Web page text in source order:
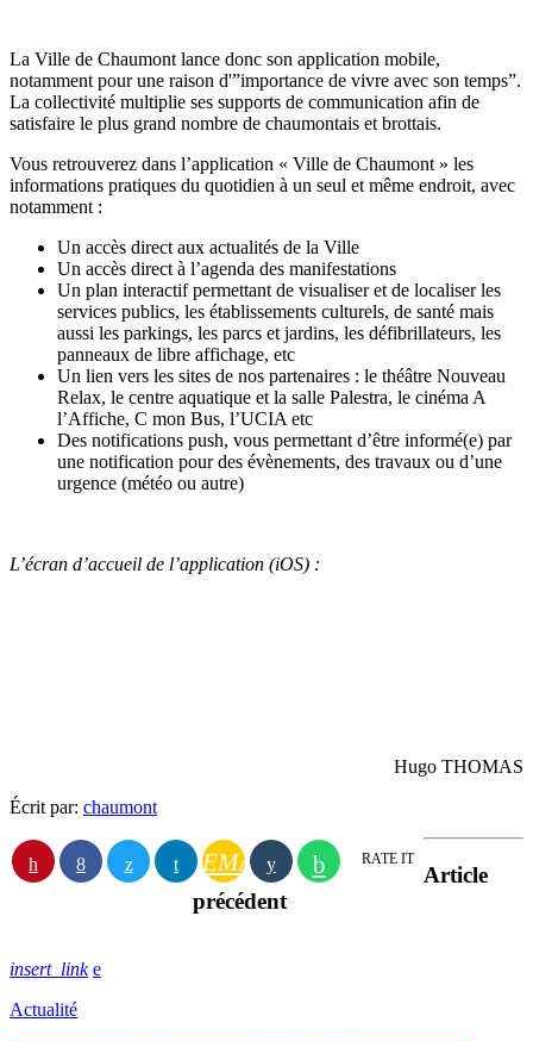
La Ville de Chaumont lance donc son application mobile,
notamment pour une raison d'”importance de vivre avec son temps”.
La collectivité multiplie ses supports de communication afin de
satisfaire le plus grand nombre de chaumontais et brottais.
Vous retrouverez dans l’application « Ville de Chaumont » les
informations pratiques du quotidien à un seul et même endroit, avec
notamment :
Un accès direct aux actualités de la Ville
Un accès direct à l’agenda des manifestations
Un plan interactif permettant de visualiser et de localiser les
services publics, les établissements culturels, de santé mais
aussi les parkings, les parcs et jardins, les défibrillateurs, les
panneaux de libre affichage, etc
Un lien vers les sites de nos partenaires : le théâtre Nouveau
Relax, le centre aquatique et la salle Palestra, le cinéma A
l’Affiche, C mon Bus, l’UCIA etc
Des notifications push, vous permettant d’être informé(e) par
une notification pour des évènements, des travaux ou d’une
urgence (météo ou autre)
L’écran d’accueil de l’application (iOS) :
Hugo THOMAS
Écrit par: chaumont
EMAIL RATE IT
Article
précédent
insert_link
Actualité